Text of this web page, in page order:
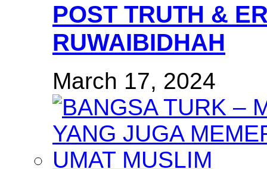
POST TRUTH &
RUWAIBIDHAH
March 17, 2024